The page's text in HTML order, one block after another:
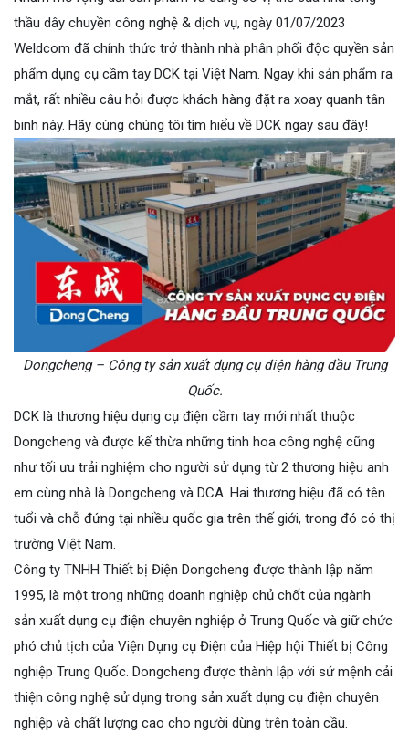
thầu dây chuyền công nghệ & dịch vụ, ngày 01/07/2023
Weldcom đã chính thức trở thành nhà phân phối độc quyền sản
phẩm dụng cụ cầm tay DCK tại Việt Nam. Ngay khi sản phẩm ra
mắt, rất nhiều câu hỏi được khách hàng đặt ra xoay quanh tân
binh này. Hãy cùng chúng tôi tìm hiểu về DCK ngay sau đây!
Dongcheng – Công ty sản xuất dụng cụ điện hàng đầu Trung
Quốc.
DCK là thương hiệu dụng cụ điện cầm tay mới nhất thuộc
Dongcheng và được kế thừa những tinh hoa công nghệ cũng
như tối ưu trải nghiệm cho người sử dụng từ 2 thương hiệu anh
em cùng nhà là Dongcheng và DCA. Hai thương hiệu đã có tên
tuổi và chỗ đứng tại nhiều quốc gia trên thế giới, trong đó có thị
trường Việt Nam.
Công ty TNHH Thiết bị Điện Dongcheng được thành lập năm
1995, là một trong những doanh nghiệp chủ chốt của ngành
sản xuất dụng cụ điện chuyên nghiệp ở Trung Quốc và giữ chức
phó chủ tịch của Viện Dụng cụ Điện của Hiệp hội Thiết bị Công
nghiệp Trung Quốc. Dongcheng được thành lập với sứ mệnh cải
thiện công nghệ sử dụng trong sản xuất dụng cụ điện chuyên
nghiệp và chất lượng cao cho người dùng trên toàn cầu.